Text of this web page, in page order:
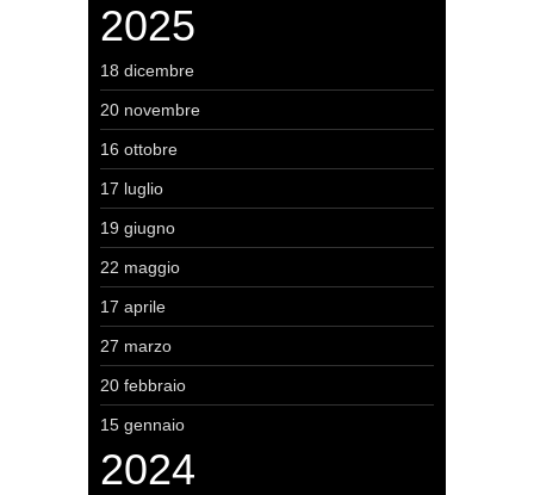
2025
18 dicembre
20 novembre
16 ottobre
17 luglio
19 giugno
22 maggio
17 aprile
27 marzo
20 febbraio
15 gennaio
2024